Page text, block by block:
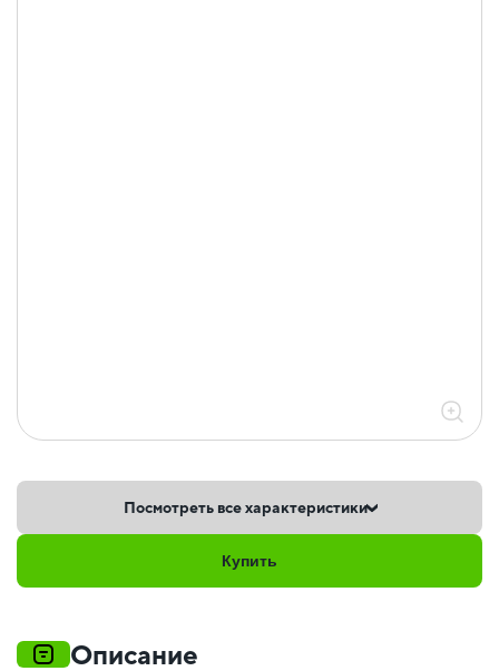
Посмотреть все характеристики
Купить
Описание